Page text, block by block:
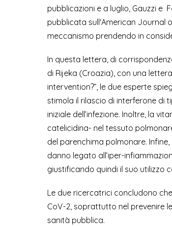
pubblicazioni e a luglio, Gauzzi e
pubblicata sull'American Journal
meccanismo prendendo in
In questa lettera, di
di Rijeka (Croazia), con una
intervention?”, le due esperte
stimola il rilascio di interferone di
iniziale dell’infezione. Inoltre, la
catelicidina- nel tessuto
del parenchima polmonare.
danno legato all’iper-
giustificando quindi il suo utilizzo
Le due ricercatrici concludono
CoV-2, soprattutto nel prevenire
sanità pubblica.